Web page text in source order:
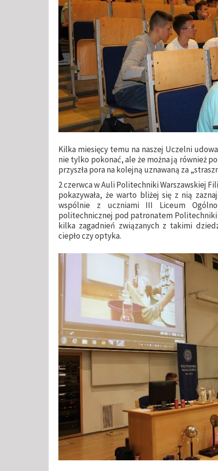
Kilka miesięcy temu na naszej Uczelni
nie tylko pokonać, ale że można ją również
przyszła pora na kolejną uznawaną za
2 czerwca w Auli Politechniki Warszawskiej
pokazywała, że warto bliżej się z nią
wspólnie z uczniami III Liceum
politechnicznej pod patronatem Politechniki
kilka zagadnień związanych z takimi
ciepło czy optyka.